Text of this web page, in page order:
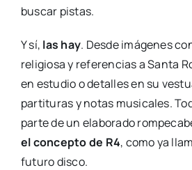
buscar pistas.
Y sí, las hay. Desde imágenes
religiosa y referencias a Santa
en estudio o detalles en su
partituras y notas musicales.
parte de un elaborado
el concepto de R4, como ya
futuro disco.